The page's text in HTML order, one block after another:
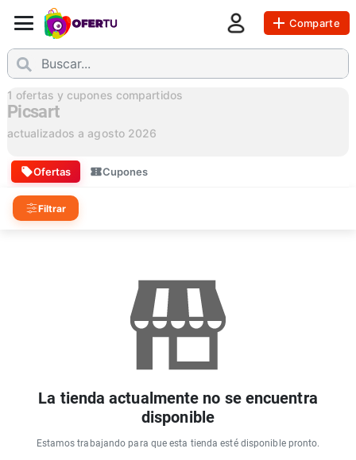
Comparte
1 ofertas y cupones compartidos
Picsart
actualizados a agosto 2026
Ofertas Cupones
Filtrar
La tienda actualmente no se encuentra
disponible
Estamos trabajando para que esta tienda esté disponible pronto.